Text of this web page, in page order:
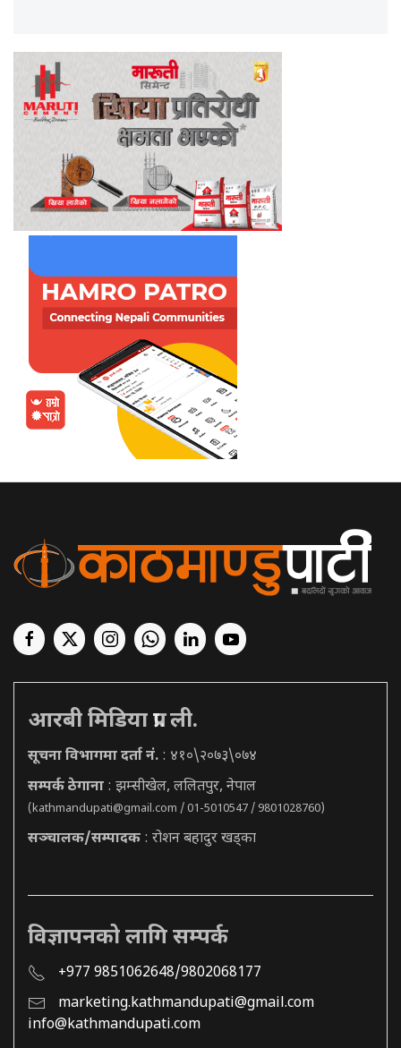
आरबी मिडिया प्रा. ली.
सूचना विभागमा दर्ता नं. : ४१०\२०७३\०७४
सम्पर्क ठेगाना : झम्सीखेल, ललितपुर, नेपाल
(kathmandupati@gmail.com / 01-5010547 / 9801028760)
सञ्चालक/सम्पादक : रोशन बहादुर खड्का
विज्ञापनको लागि सम्पर्क
+977 9851062648/9802068177
marketing.kathmandupati@gmail.com
info@kathmandupati.com